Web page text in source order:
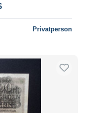
Privatperson